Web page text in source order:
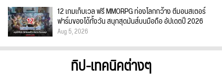
12 เกมเก็บเวล ฟรี MMORPG ท่องโลกกว้าง ตีมอนสเตอร์
ฟาร์มของได้ทั้งวัน สนุกสุดมันส์บนมือถือ อัปเดตปี 2026
Aug 5, 2026
ทิป-เทคนิคต่างๆ